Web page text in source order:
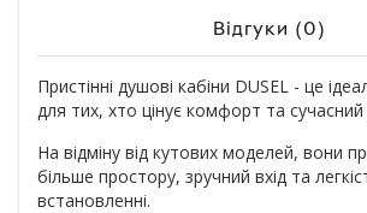
Відгуки (0)
Пристінні душові кабіни DUSEL - це
для тих, хто цінує комфорт та сучасний
На відміну від кутових моделей, вони
більше простору, зручний вхід та
встановленні.